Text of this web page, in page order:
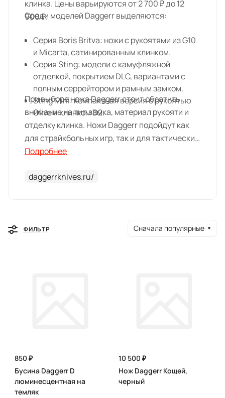
клинка. Цены варьируются от 2 700 ₽ до 12
900 ₽.
Среди моделей Daggerr выделяются:
Серия Boris Britva: ножи с рукоятями из G10
и Micarta, сатинированным клинком.
Серия Sting: модели с камуфляжной
отделкой, покрытием DLC, вариантами с
полным серрейтором и рамным замком.
Sting Mini: компактная версия с рукоятью
Olive и клинком D2.
При выборе ножа Daggerr стоит обратить
внимание на тип замка, материал рукояти и
отделку клинка. Ножи Daggerr подойдут как
для страйкбольных игр, так и для тактических
задач.
Подробнее
daggerrknives.ru/
ФИЛЬТР Сначала популярные
850 ₽
Бусина Daggerr D
люминесцентная на
темляк
10 500 ₽
Нож Daggerr Кощей,
черный